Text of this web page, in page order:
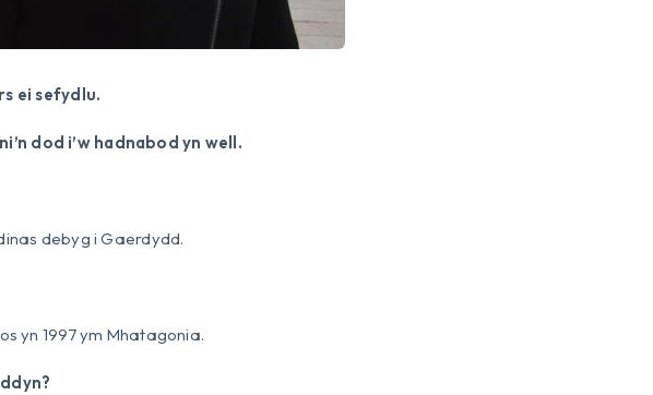
ei sefydlu.
dod i’w hadnabod yn well.
debyg i Gaerdydd.
yn 1997 ym Mhatagonia.